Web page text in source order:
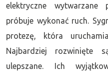
elektryczne
próbuje wykonać ruch.
protezę, która
Najbardziej rozwinięte
ulepszane. Ich